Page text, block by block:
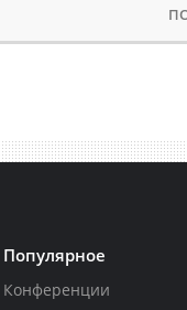
Популярное
Конференции